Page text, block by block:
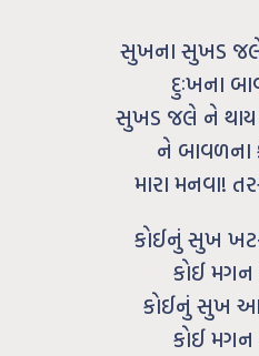
સુખના સુખડ જલે
દુઃખના
સુખડ જલે ને
ને બાવળના
મારા મનવા!
કોઈનું સુખ
કોઈ મગન
કોઈનું સુખ આ
કોઈ